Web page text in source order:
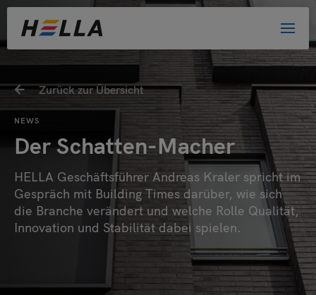
Zurück zur Übersicht
NEWS
Der Schatten-Macher
HELLA Geschäftsführer Andreas Kraler spricht im
Gespräch mit Building Times darüber, wie sich
die Branche verändert und welche Rolle Qualität,
Innovation und Stabilität dabei spielen.
Willkommen bei HELLA!
Bitte wählen Sie Ihre Kundengruppe
aus. Damit helfen Sie uns, das Website-
Erlebnis zu verbessern.
Privatkunde
Händler
Architekt oder Planer
Sonstige